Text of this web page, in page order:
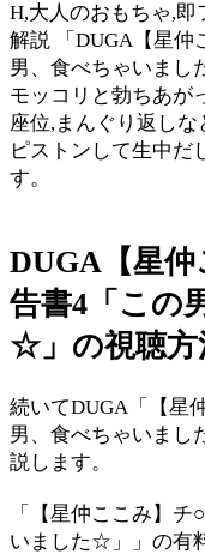
H,大人のおもちゃ,即
解説 「DUGA【星仲
男、食べちゃいまし
モッコリと勃ちあが
座位,まんぐり返し
ピストンして生中だ
す。
DUGA【星
告書4「この
☆」の視聴方
続いてDUGA「【星
男、食べちゃいま
説します。
「【星仲ここみ】
いました☆」」の有